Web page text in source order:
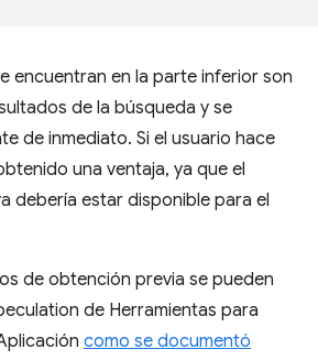
encuentran en la parte inferior son
de la búsqueda y se
de inmediato. Si el usuario hace
una ventaja, ya que el
debería estar disponible para el
de obtención previa se pueden
de Herramientas para
como se documentó